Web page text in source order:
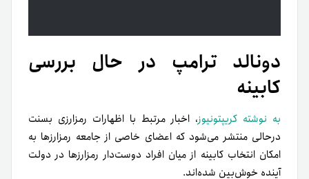
دونالد ترامپ در حال بررسی
کابینه
به نوشته کریپتونیوز، اخبار مرتبط با اظهارات رمزارزی بسنت
درحالی منتشر می‌شود که اعضای خاصی از جامعه رمزارزها به
امکان انتخاب کابینه‌ از میان افراد دوست‌دار رمزارزها در دولت
آینده خوش‌بین شده‌اند.